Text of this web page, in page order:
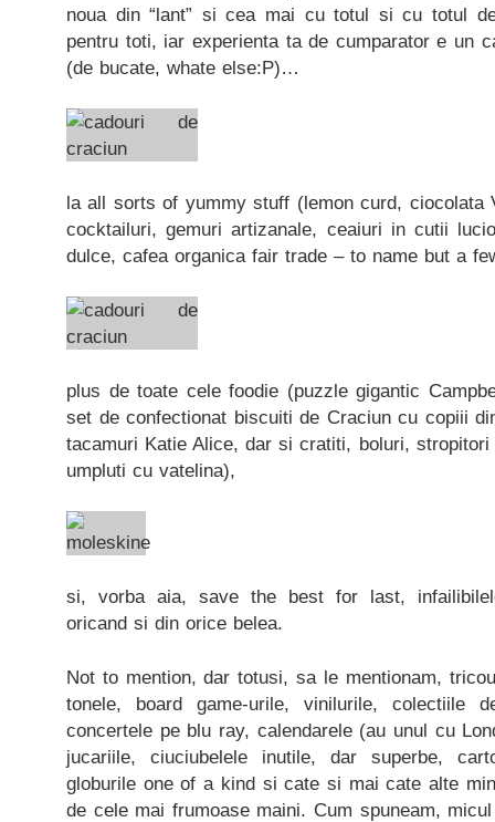
noua din “lant” si cea mai cu totul si cu totul
pentru toti, iar experienta ta de cumparator e un
(de bucate, whate else:P)…
la all sorts of yummy stuff (lemon curd, ciocolata
cocktailuri, gemuri artizanale, ceaiuri in cutii
dulce, cafea organica fair trade – to name but a
plus de toate cele foodie (puzzle gigantic
set de confectionat biscuiti de Craciun cu copiii
tacamuri Katie Alice, dar si cratiti, boluri,
umpluti cu vatelina),
si, vorba aia, save the best for last,
oricand si din orice belea.
Not to mention, dar totusi, sa le mentionam,
tonele, board game-urile, vinilurile, colectiile
concertele pe blu ray, calendarele (au unul cu
jucariile, ciuciubelele inutile, dar superbe,
globurile one of a kind si cate si mai cate alte
de cele mai frumoase maini. Cum spuneam,